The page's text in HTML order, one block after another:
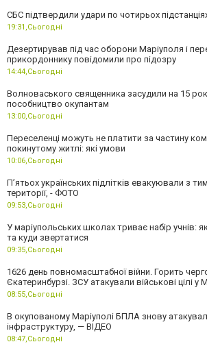
СБС підтвердили удари по чотирьох
19:31,Сьогодні
Дезертирував під час оборони Маріуполя і
прикордоннику повідомили про підозру
14:44,Сьогодні
Волноваського священника засудили на 15
пособництво окупантам
13:00,Сьогодні
Переселенці можуть не платити за частину
покинутому житлі: які умови
10:06,Сьогодні
П’ятьох українських підлітків евакуювали з
території, - ФОТО
09:53,Сьогодні
У маріупольських школах триває набір учнів:
та куди звертатися
09:35,Сьогодні
1626 день повномасштабної війни. Горить
Єкатеринбурзі. ЗСУ атакували військові цілі у
08:55,Сьогодні
В окупованому Маріуполі БПЛА знову
інфраструктуру, — ВІДЕО
08:47,Сьогодні